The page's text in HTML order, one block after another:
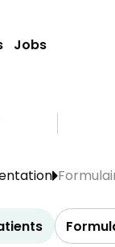
Jobs